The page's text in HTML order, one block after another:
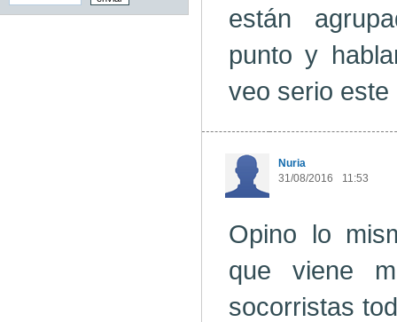
están
punto y
veo serio
Nuria
31/08/2016
11:53
Opino lo
que viene
socorristas